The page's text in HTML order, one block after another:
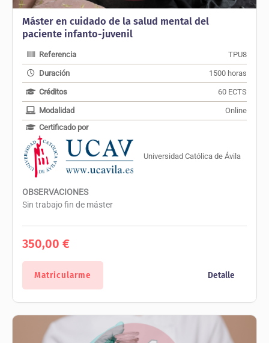
Máster en cuidado de la salud mental del
paciente infanto-juvenil
Referencia TPU8
Duración 1500 horas
Créditos 60 ECTS
Modalidad
Online
Certificado por
Universidad Católica de Ávila
OBSERVACIONES
Sin trabajo fin de máster
350,00€
Matricularme Detalle